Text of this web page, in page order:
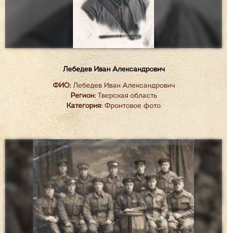
Лебедев Иван Александрович
ФИО:Лебедев Иван Александрович
Регион:Тверская область
Категория: Фронтовое фото